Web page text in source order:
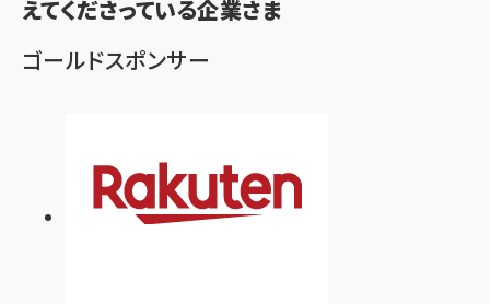
えてくださっている企業さま
ゴールドスポンサー